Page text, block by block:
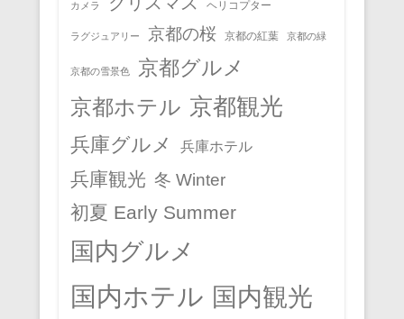
カメラ ヘリコプター
ラグジュアリー 京都の桜 京都の紅葉 京都の緑
京都の雪景色 京都グルメ
京都ホテル 京都観光
兵庫グルメ 兵庫ホテル
兵庫観光 冬 Winter
初夏 Early Summer
国内グルメ
国内ホテル 国内観光